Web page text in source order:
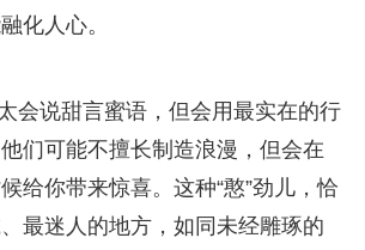
化人心。
会说甜言蜜语，但会用最实在的行
们可能不擅长制造浪漫，但会在
给你带来惊喜。这种“憨”劲儿，恰
最迷人的地方，如同未经雕琢的